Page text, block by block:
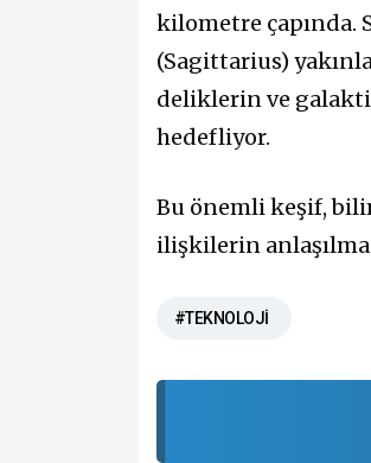
kilometre çapında.
(Sagittarius)
deliklerin ve
hedefliyor.
Bu önemli keşif,
ilişkilerin
#TEKNOLOJİ